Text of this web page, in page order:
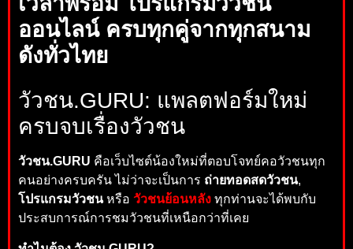
ออนไลน์ ครบทุกคู่จากทุกสนาม
ดังทั่วไทย
วัวชน.GURU: แพลตฟอร์มใหม่
ครบจบเรื่องวัวชน
วัวชน.GURU คือเว็บไซต์น้องใหม่ที่ตอบโจทย์คอวัวชนทุก
คนอย่างครบครัน ไม่ว่าจะเป็นการ ถ่ายทอดสดวัวชน,
โปรแกรมวัวชนหรือ วัวชนย้อนหลัง ทุกท่านจะได้พบกับ
ประสบการณ์การชมวัวชนที่เหนือกว่าที่เคย